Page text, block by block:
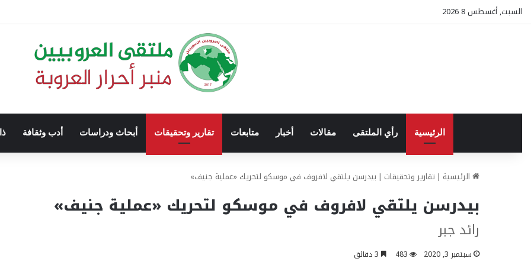
السبت, أغسطس 8 2026
الرئيسية رأي الملتقى مقالات أخبار متابعات تقارير وتحقيقات أبحاث ودراسات أدب وثقافة
الرئيسية | تقارير وتحقيقات | بيدرسن يلتقي لافروف في موسكو لتحريك «عملية جنيف»
بيدرسن يلتقي لافروف في موسكو لتحريك «عملية جنيف»
رائد جبر
سبتمبر 3, 2020 483